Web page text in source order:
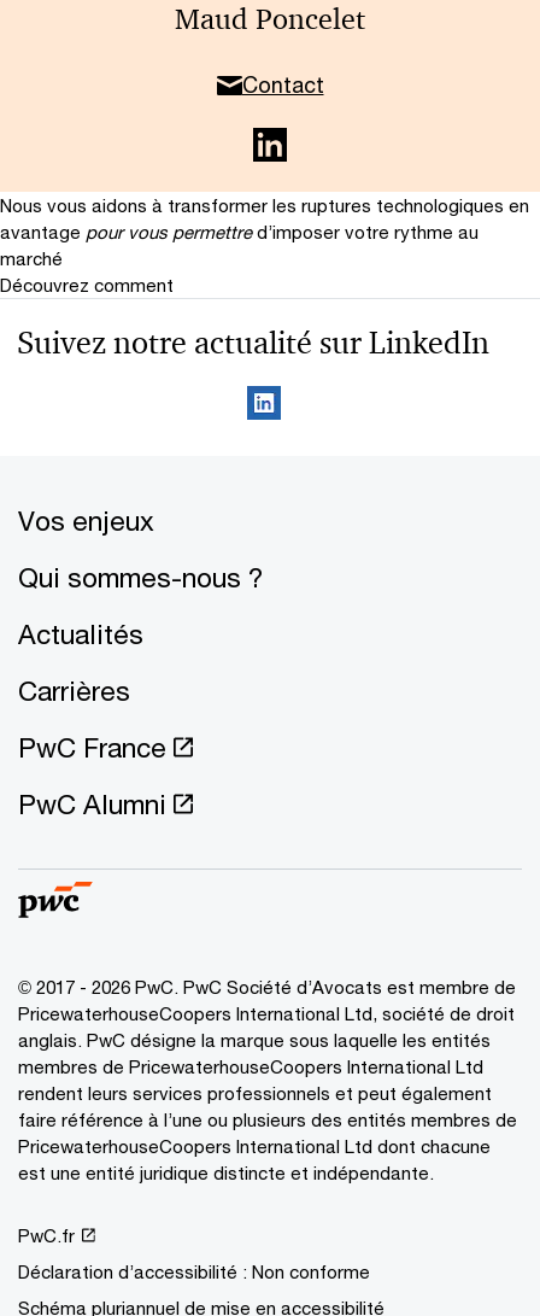
Maud Poncelet
Contact
Nous vous aidons à transformer les ruptures technologiques en
avantage pour vous permettre d’imposer votre rythme au
marché
Découvrez comment
Suivez notre actualité sur LinkedIn
Vos enjeux
Qui sommes-nous ?
Actualités
Carrières
PwC France
PwC Alumni
© 2017 - 2026 PwC. PwC Société d’Avocats est membre de
PricewaterhouseCoopers International Ltd, société de droit
anglais. PwC désigne la marque sous laquelle les entités
membres de PricewaterhouseCoopers International Ltd
rendent leurs services professionnels et peut également
faire référence à l’une ou plusieurs des entités membres de
PricewaterhouseCoopers International Ltd dont chacune
est une entité juridique distincte et indépendante.
PwC.fr
Déclaration d’accessibilité : Non conforme
Schéma pluriannuel de mise en accessibilité